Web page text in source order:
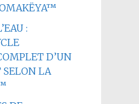
:
D’UN
SELON LA